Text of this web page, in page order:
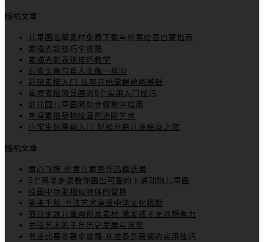
随机文章
儿童画临摹素材免费下载与创意绘画启蒙指南
素描光影技巧全攻略
素描光影表现技巧教学
石膏头像与真人头像一样吗
彩铅素描入门 从零开始掌握绘画基础
掌握素描风景画的5个实用入门技巧
幼儿园儿童画简单步骤教学指南
掌握素描静物绘画的进阶艺术
小学生风景画入门 轻松开启儿童绘画之旅
随机文章
童心飞扬 创意儿童画作品精选展
5个简单步骤教你画出可爱的卡通动物儿童画
绘画中功能相似物体的替换
笔墨千秋 书法艺术承载中华文化精髓
节日主题儿童画创意素材 激发孩子无限想象力
书法艺术的千年历史发展与演变
书法比赛参赛全攻略 从准备到获奖的实用技巧